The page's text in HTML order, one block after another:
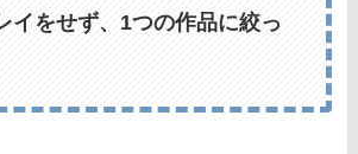
イをせず、1つの作品に絞っ